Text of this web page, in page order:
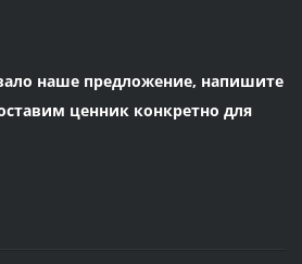
наше предложение, напишите
ценник конкретно для